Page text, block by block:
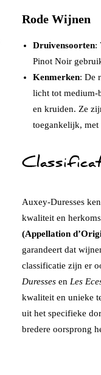
Rode Wijnen
Druivensoorten:
Pinot Noir
Kenmerken: De
licht tot medium-
en kruiden. Ze
toegankelijk, met
Auxey-Duresses
kwaliteit en
(Appellation
garandeert dat
classificatie zijn er
Duresses en Les
kwaliteit en unieke
uit het specifieke
bredere oorsprong